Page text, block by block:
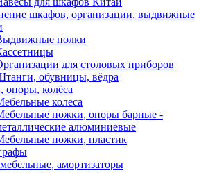
шкафов, организации, выдвижные
полки
для столовых приборов
обувницы, вёдра
опоры, колёса
колеса
ножки, опоры барные -
алюминиевые
ножки, пластик
амортизаторы